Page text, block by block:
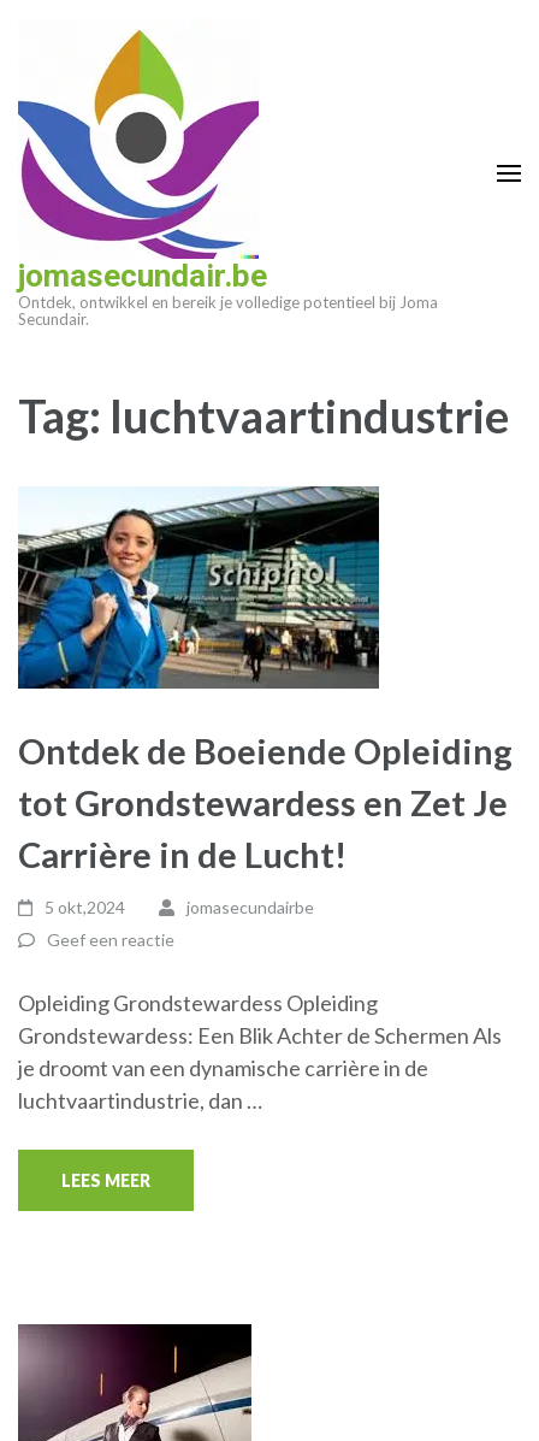
(druk
enter)
jomasecundair.be
Ontdek, ontwikkel en bereik je volledige potentieel bij Joma
Secundair.
Tag: luchtvaartindustrie
Ontdek de Boeiende Opleiding
tot Grondstewardess en Zet Je
Carrière in de Lucht!
5 okt,2024
jomasecundairbe
Geef een reactie
Opleiding Grondstewardess Opleiding
Grondstewardess: Een Blik Achter de Schermen Als
je droomt van een dynamische carrière in de
luchtvaartindustrie, dan …
LEES MEER